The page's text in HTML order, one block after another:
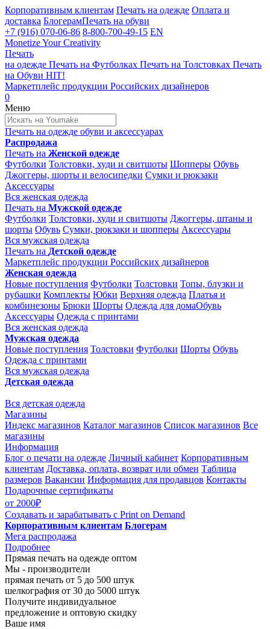
Корпоративным клиентам Печать на одежде Оплата и
доставка БлогерамПечать на обуви
+7 (916) 070-06-86 8-800-700-49-15 EN
Monetize Your Creativity
Печать
на одежде Печать на Футболках Печать на Толстовках Печать
на Обуви HIT!
Маркетплейс продукции Российских дизайнеров
0
Меню
Печать на одежде обуви и аксессуарах
Распродажа
Печать на Женской одежде
Футболки Толстовки, худи и свитшоты Шопперы Обувь
Джоггеры, шорты и велосипедки Сумки и рюкзаки
Аксессуары
Вся женская одежда
Печать на Мужской одежде
Футболки Толстовки, худи и свитшоты Джоггеры, штаны и
шорты Обувь Сумки, рюкзаки и шопперы Аксессуары
Вся мужская одежда
Печать на Детской одежде
Маркетплейс продукции Российских дизайнеров
Женская одежда
Новые поступления Футболки Толстовки Топы, блузки и
рубашки Комплекты Юбки Верхняя одежда Платья и
комбинезоны Брюки Шорты Одежда для домаОбувь
Аксессуары Одежда с принтами
Вся женская одежда
Мужская одежда
Новые поступления Толстовки Футболки Шорты Обувь
Одежда с принтами
Вся мужская одежда
Детская одежда
Вся детская одежда
Магазины
Индекс магазинов Каталог магазинов Список магазинов Все
магазины
Информация
Блог о печати на одежде Личный кабинет Корпоративным
клиентам Доставка, оплата, возврат или обмен Таблица
размеров Вакансии Информация для продавцов Контакты
Подарочные сертификаты
от 2000₽
Создавать и зарабатывать с Print on Demand
Корпоративным клиентам Блогерам
Мега распродажа
Подробнее
Прямая печать на одежде оптом
Мы - производители
прямая печать от 5 до 500 штук
шелкография от 30 до 5000 штук
Получите индивидуальное
предложение и оптовую скидку
Ваше имя